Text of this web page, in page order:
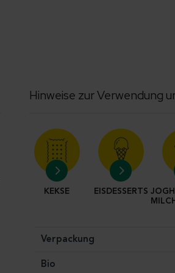
Hinweise zur Verwendung
KEKSE EISDESSERTS
Verpackung
Bio